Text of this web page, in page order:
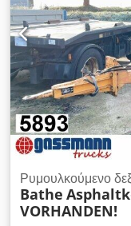
Ρυμουλκούμενο
Bathe
VORHANDEN!